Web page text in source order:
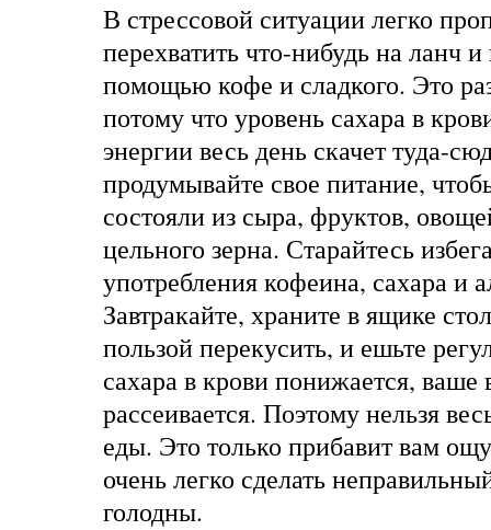
В стрессовой ситуации легко
перехватить что-нибудь на ланч
помощью кофе и сладкого. Это
потому что уровень сахара в
энергии весь день скачет туда-
продумывайте свое питание,
состояли из сыра, фруктов,
цельного зерна. Старайтесь
употребления кофеина, сахара и
Завтракайте, храните в ящике
пользой перекусить, и ешьте
сахара в крови понижается, ваше
рассеивается. Поэтому нельзя
еды. Это только прибавит вам
очень легко сделать
голодны.